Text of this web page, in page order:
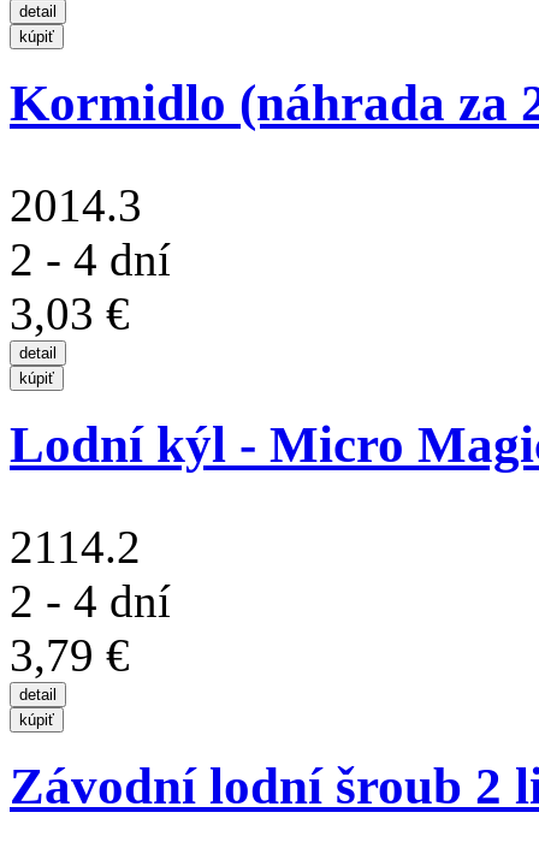
Kormidlo (náhrada za
2014.3
2 - 4 dní
3,03 €
Lodní kýl - Micro
2114.2
2 - 4 dní
3,79 €
Závodní lodní šroub 2